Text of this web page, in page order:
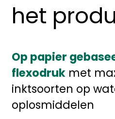
het
Op papier
flexodruk met
inktsoorten op
oplosmiddelen